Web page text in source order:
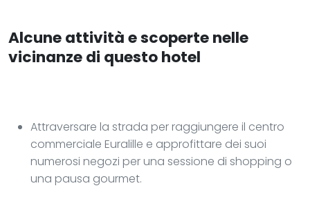
Alcune attività e scoperte nelle
vicinanze di questo hotel
Attraversare la strada per raggiungere il centro
commerciale Euralille e approfittare dei suoi
numerosi negozi per una sessione di shopping o
una pausa gourmet.